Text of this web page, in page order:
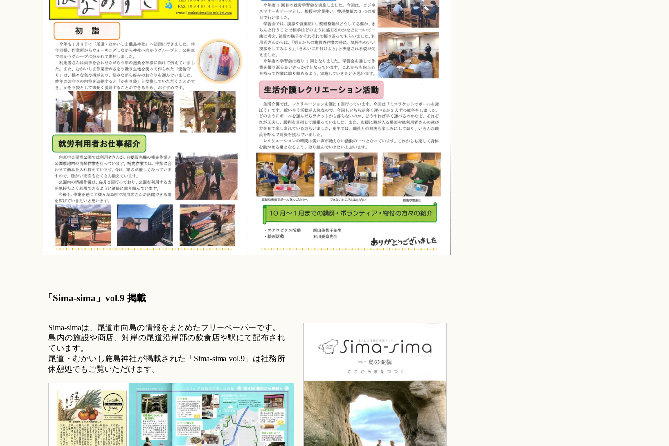
「Sima-sima」vol.9 掲載
Sima-simaは、尾道市向島の情報をまとめたフリーペーパーです。
島内の施設や商店、対岸の尾道沿岸部の飲食店や駅にて配布され
ています。
尾道・むかいし厳島神社が掲載された「Sima-sima vol.9」は社務所
休憩処でもご覧いただけます。